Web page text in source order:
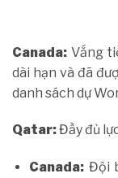
Canada: Vắng
dài hạn và đã
danh sách dự
Qatar:Đầy đủ
Canada:Đội